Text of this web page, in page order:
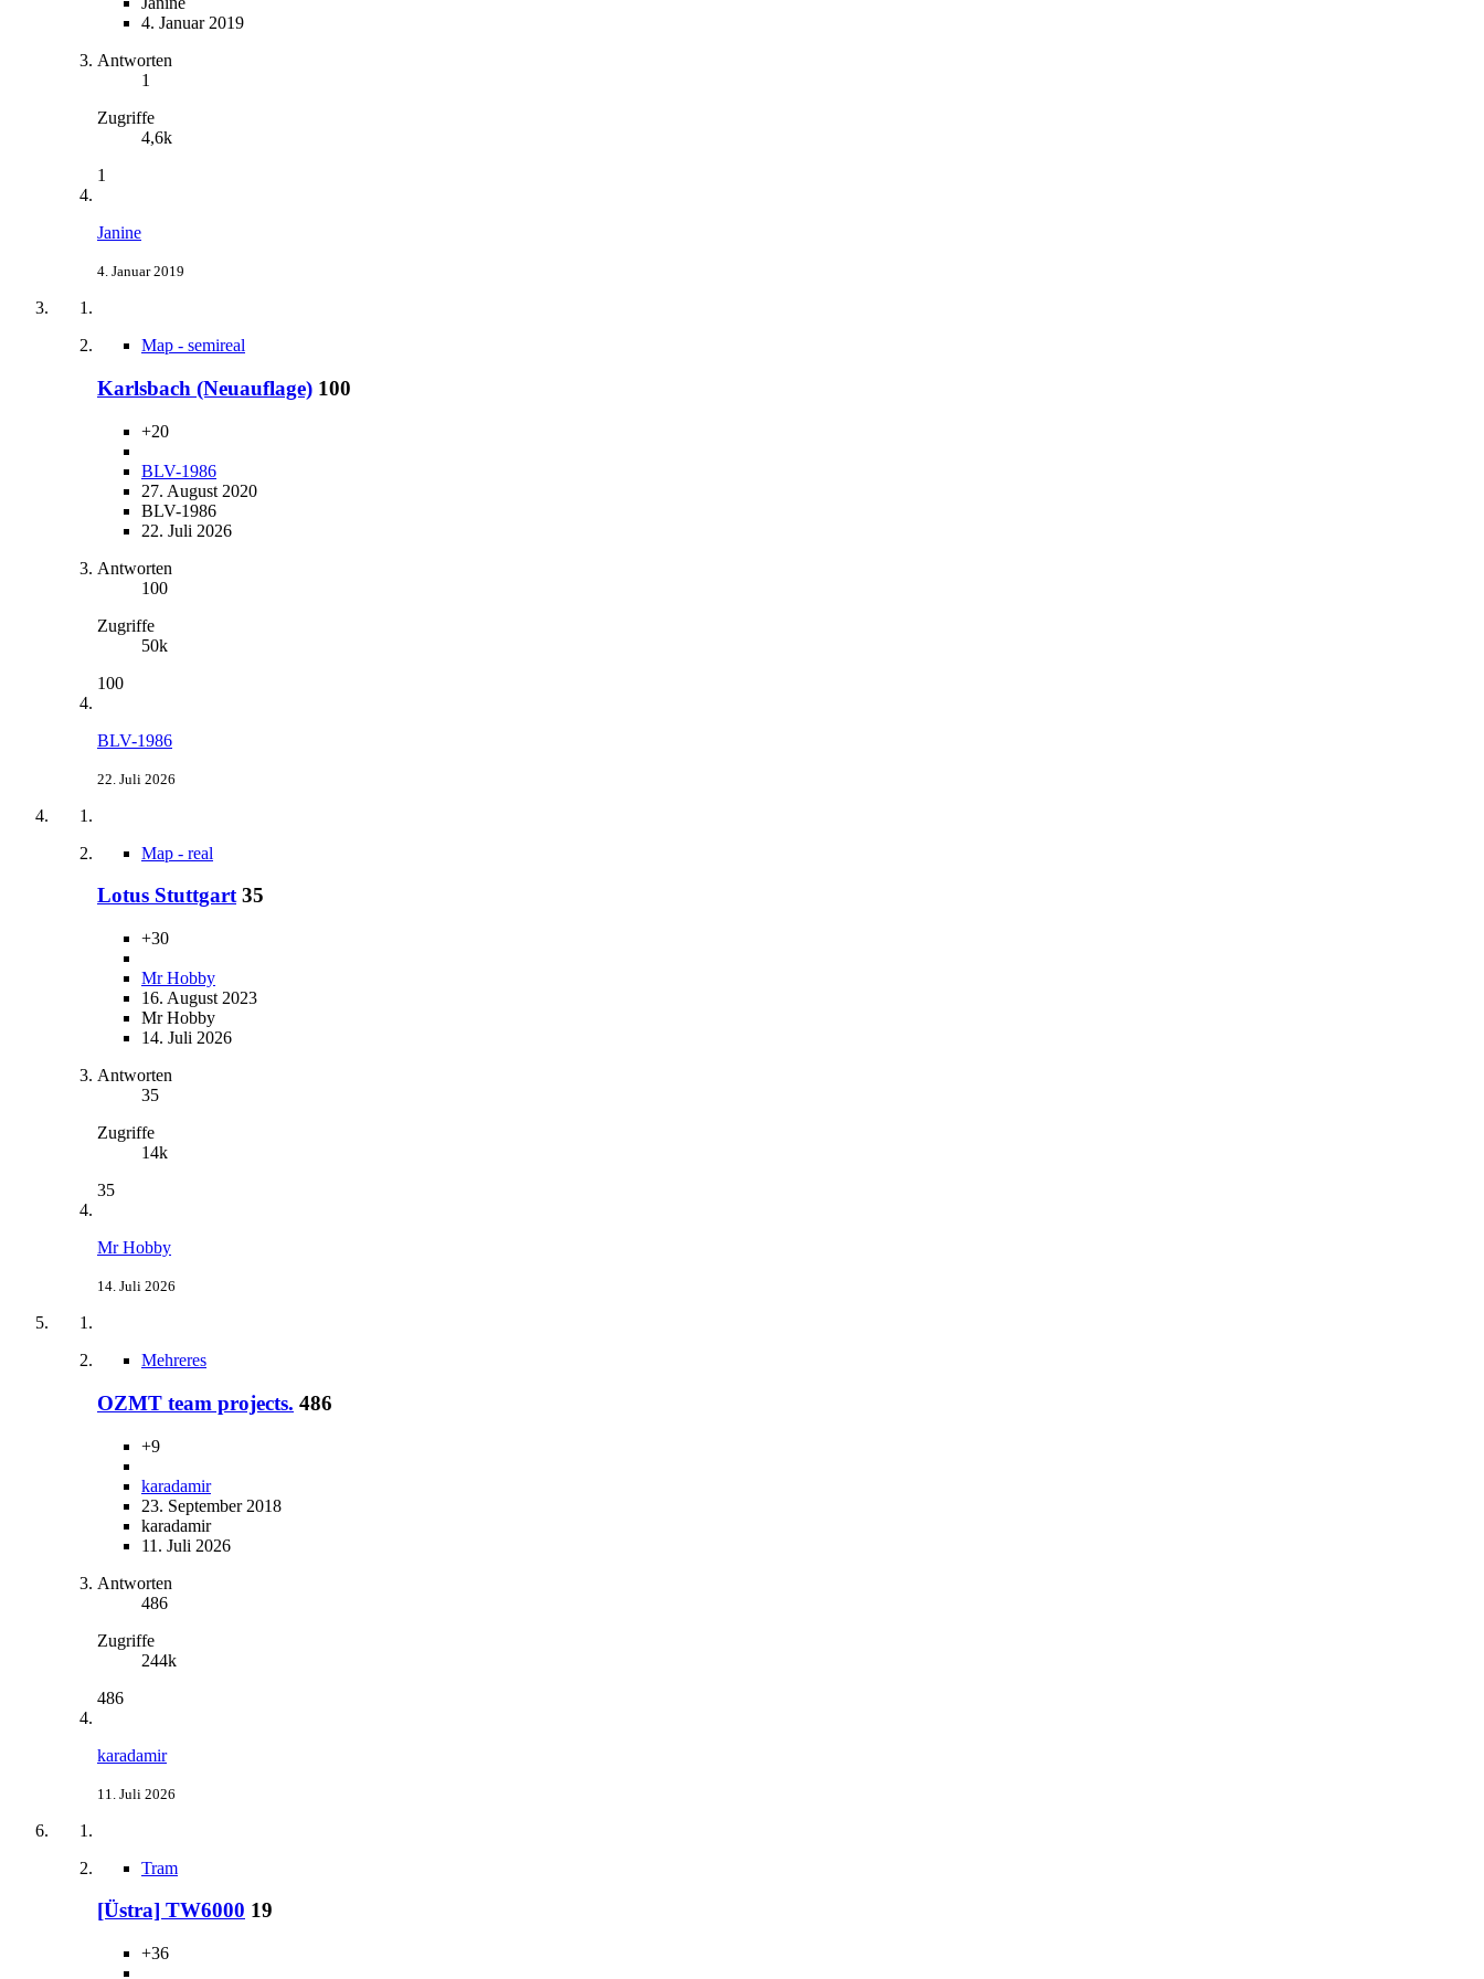
4. Januar 2019
Antworten
1
Zugriffe
4,6k
1
Janine
4. Januar 2019
Map - semireal
Karlsbach (Neuauflage) 100
+20
BLV-1986
27. August 2020
BLV-1986
22. Juli 2026
Antworten
100
Zugriffe
50k
100
BLV-1986
22. Juli 2026
Map - real
Lotus Stuttgart 35
+30
Mr Hobby
16. August 2023
Mr Hobby
14. Juli 2026
Antworten
35
Zugriffe
14k
35
Mr Hobby
14. Juli 2026
Mehreres
OZMT team projects. 486
+9
karadamir
23. September 2018
karadamir
11. Juli 2026
Antworten
486
Zugriffe
244k
486
karadamir
11. Juli 2026
Tram
[Üstra] TW6000 19
+36